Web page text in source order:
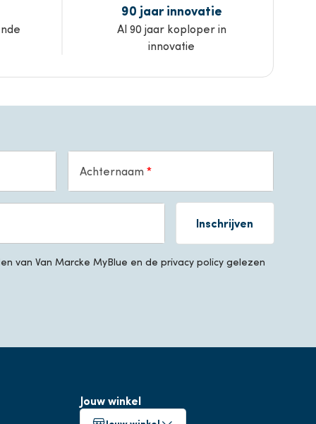
90 jaar innovatie
Al 90 jaar koploper in
innovatie
Achternaam
Inschrijven
van Van Marcke MyBlue en de privacy policy gelezen
Jouw winkel